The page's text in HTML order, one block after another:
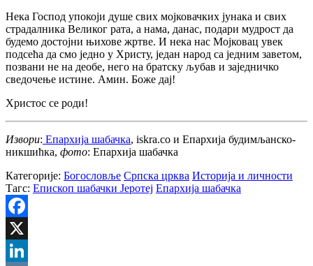
‍Нека Господ упокоји душе свих мојковачких јунака и свих
страдалника Великог рата, а нама, данас, подари мудрост да
будемо достојни њихове жртве. И нека нас Мојковац увек
подсећа да смо једно у Христу, један народ са једним заветом,
позвани не на деобе, него на братску љубав и заједничко
сведочење истине. Амин. Боже дај!
‍Христос се роди!
Извори: Епархија шабачка, iskra.co и Епархија будимљанско-
никшићка, фото: Епархија шабачка
Категорије: Богословље Српска црква Историја и личности
Тагс: Епископ шабачки Јеротеј Епархија шабачка
Facebook
X